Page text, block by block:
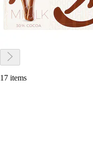
17 items